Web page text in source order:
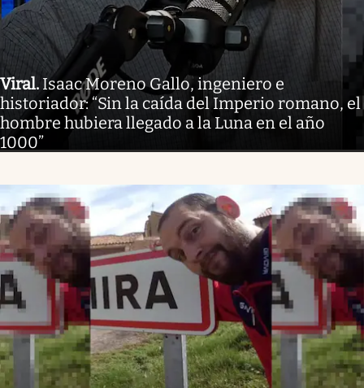
Viral. Isaac Moreno Gallo, ingeniero e
historiador: “Sin la caída del Imperio romano, el
hombre hubiera llegado a la Luna en el año
1000”